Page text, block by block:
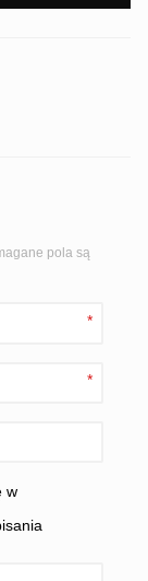
pola są
*
*
w